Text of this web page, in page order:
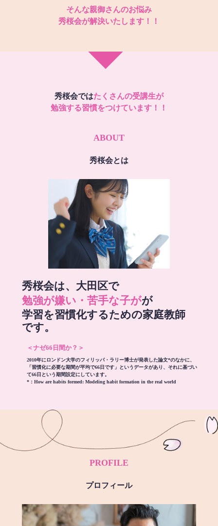
そんな親御さんのお悩み
秀桜会が解決いたします！！
秀桜会ではたくさんの受講生が
勉強する習慣をつけています！！
ABOUT
秀桜会とは
秀桜会は、大田区で
勉強が嫌い・苦手な子がが
学習を習慣化するための家庭教師
です。
＜ナゼ66日間か？＞
2010年にロンドン大学のフィリッパ・ラリー博士が発表した論文*のなかに、
「習慣化に必要な期間が平均で66日です」というデータがあり、それに基づい
て66日という期間設定にしています。
*： How are habits formed: Modeling habit formation in the real world
PROFILE
プロフィール